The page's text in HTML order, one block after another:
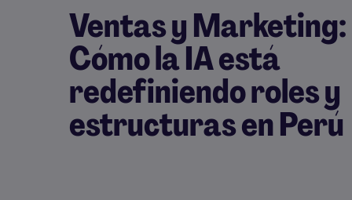
Ventas y Marketing:
Cómo la IA está
redefiniendo roles y
estructuras en Perú